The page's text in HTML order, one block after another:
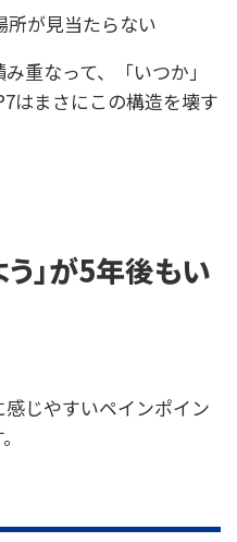
所が見当たらない
重なって、「いつか」
はまさにこの構造を壊す
」が5年後もい
じやすいペインポイン